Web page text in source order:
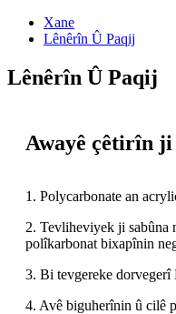
Xane
Lênêrîn Û Paqij
Lênêrîn Û Paqij
Awayê çêtirîn
1. Polycarbonate an
2. Tevliheviyek ji sabûna
polîkarbonat bixapînin
3. Bi tevgereke
4. Avê biguherînin û cilê